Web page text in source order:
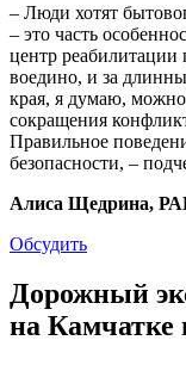
– Люди хотят
– это часть
центр реабилитации
воедино, и за
края, я думаю, можно
сокращения
Правильное
безопасности, –
Алиса Щедрина,
Обсудить
Дорожный
на Камчатке